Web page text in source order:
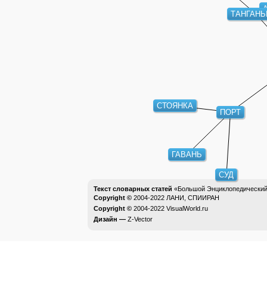
ПОРТ
ГАВАНЬ
СТОЯНКА
СУД
Текст словарных статей «Большой
Copyright © 2004-2022 ЛАНИ, СПИИРАН
Copyright © 2004-2022 VisualWorld.ru
Дизайн — Z-Vector